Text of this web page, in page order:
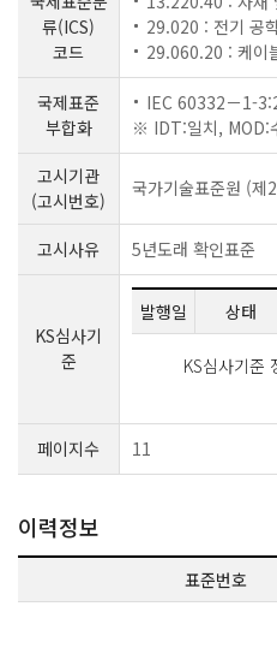
류(ICS)
코드
29.020 : 전기 공
29.060.20 : 케이
국제표준
부합화
IEC 60332－1-
※ IDT:일치, MOD:
고시기관
(고시번호)
국가기술표준원 (
고시사유 5년도래 확인표준
KS심사기
준
발행일 상태
KS심사기준
페이지수 11
이력정보
표준번호